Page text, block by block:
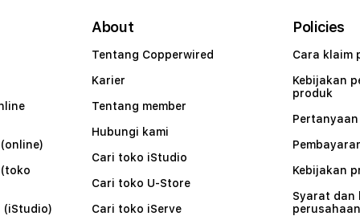
About
Tentang Copperwired
Karier
Tentang member
Hubungi kami
Cari toko iStudio
Cari toko U-Store
Cari toko iServe
Policies
Cara klaim
Kebijakan
produk
Pertanyaan
Kebijakan
Syarat dan
perusahaan